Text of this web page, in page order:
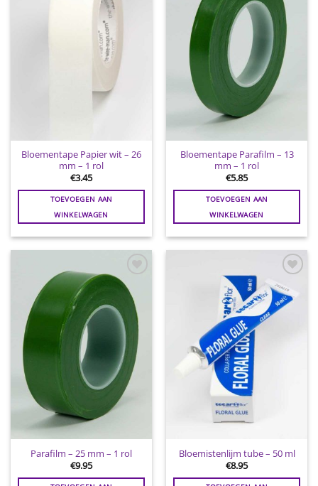
wenslijst
Bloementape Papier wit – 26
mm – 1 rol
€3.45
TOEVOEGEN AAN
WINKELWAGEN
wenslijst
Bloementape Parafilm – 13
mm – 1 rol
€5.85
TOEVOEGEN AAN
WINKELWAGEN
Toevoegen
aan
wenslijst
Parafilm – 25 mm – 1 rol
€9.95
Toevoegen
aan
wenslijst
Bloemistenlijm tube – 50 ml
€8.95